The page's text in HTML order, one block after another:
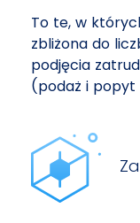
To te, w
zbliżona do
podjęcia
(podaż i popyt